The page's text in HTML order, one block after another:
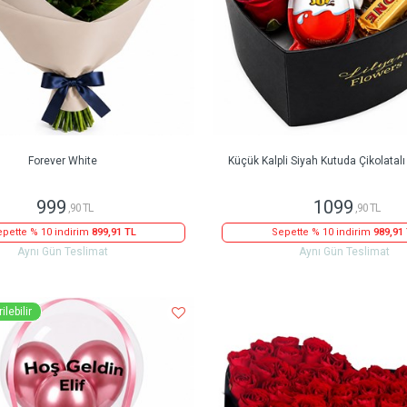
Forever White
999 ,90 TL
% 10 indirim 899,91 TL
Aynı Gün Teslimat
Küçük Kalpli Siyah Kutuda Çikolatalı
1099 ,90 TL
Sepette % 10 indirim 989,91
Aynı Gün Teslimat